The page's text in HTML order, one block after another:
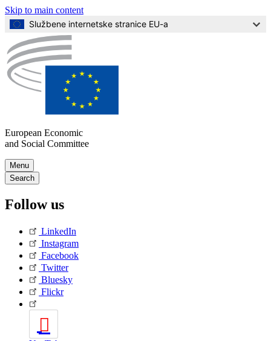
Skip to main content
Službene internetske stranice EU-a
European Economic
and Social Committee
Main
navigation
(Mobile)
Menu
to
Content
Search
Follow us
LinkedIn
Instagram
Facebook
Twitter
Bluesky
Flickr